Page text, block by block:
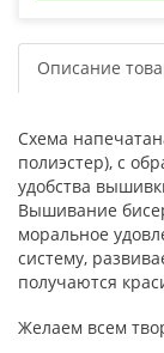
Описание
Схема
полиэстер), с
удобства
Вышивание
моральное
систему,
получаются
Желаем всем